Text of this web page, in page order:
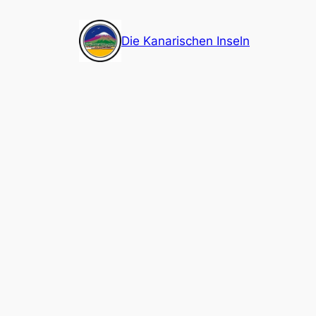
Die Kanarischen Inseln